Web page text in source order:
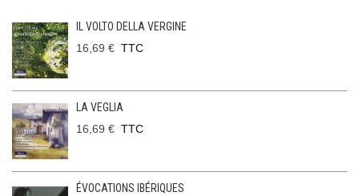
IL VOLTO DELLA VERGINE
16,69 € TTC
LA VEGLIA
16,69 € TTC
ÉVOCATIONS IBÉRIQUES